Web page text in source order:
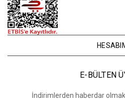
E-BÜLTEN
İndirimlerden haberdar